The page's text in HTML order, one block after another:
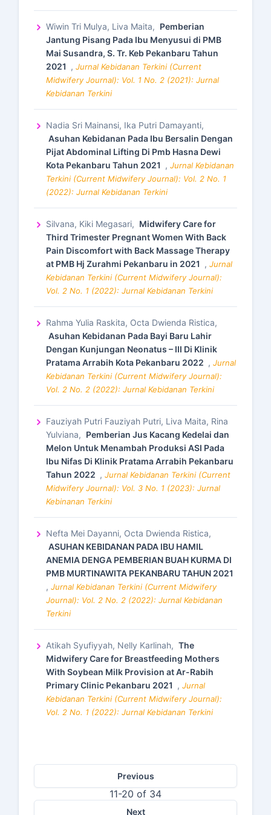
Wiwin Tri Mulya, Liva Maita, Pemberian
Jantung Pisang Pada Ibu Menyusui di PMB
Mai Susandra, S. Tr. Keb Pekanbaru Tahun
2021 , Jurnal Kebidanan Terkini (Current
Midwifery Journal): Vol. 1 No. 2 (2021): Jurnal
Kebidanan Terkini
Nadia Sri Mainansi, Ika Putri Damayanti,
Asuhan Kebidanan Pada Ibu Bersalin Dengan
Pijat Abdominal Lifting Di Pmb Hasna Dewi
Kota Pekanbaru Tahun 2021 , Jurnal Kebidanan
Terkini (Current Midwifery Journal): Vol. 2 No. 1
(2022): Jurnal Kebidanan Terkini
Silvana, Kiki Megasari, Midwifery Care for
Third Trimester Pregnant Women With Back
Pain Discomfort with Back Massage Therapy
at PMB Hj Zurahmi Pekanbaru in 2021 , Jurnal
Kebidanan Terkini (Current Midwifery Journal):
Vol. 2 No. 1 (2022): Jurnal Kebidanan Terkini
Rahma Yulia Raskita, Octa Dwienda Ristica,
Asuhan Kebidanan Pada Bayi Baru Lahir
Dengan Kunjungan Neonatus – III Di Klinik
Pratama Arrabih Kota Pekanbaru 2022 , Jurnal
Kebidanan Terkini (Current Midwifery Journal):
Vol. 2 No. 2 (2022): Jurnal Kebidanan Terkini
Fauziyah Putri Fauziyah Putri, Liva Maita, Rina
Yulviana, Pemberian Jus Kacang Kedelai dan
Melon Untuk Menambah Produksi ASI Pada
Ibu Nifas Di Klinik Pratama Arrabih Pekanbaru
Tahun 2022 , Jurnal Kebidanan Terkini (Current
Midwifery Journal): Vol. 3 No. 1 (2023): Jurnal
Kebinanan Terkini
Nefta Mei Dayanni, Octa Dwienda Ristica,
ASUHAN KEBIDANAN PADA IBU HAMIL
ANEMIA DENGA PEMBERIAN BUAH KURMA DI
PMB MURTINAWITA PEKANBARU TAHUN 2021
, Jurnal Kebidanan Terkini (Current Midwifery
Journal): Vol. 2 No. 2 (2022): Jurnal Kebidanan
Terkini
Atikah Syufiyyah, Nelly Karlinah, The
Midwifery Care for Breastfeeding Mothers
With Soybean Milk Provision at Ar-Rabih
Primary Clinic Pekanbaru 2021 , Jurnal
Kebidanan Terkini (Current Midwifery Journal):
Vol. 2 No. 1 (2022): Jurnal Kebidanan Terkini
Previous
11-20 of 34
Next